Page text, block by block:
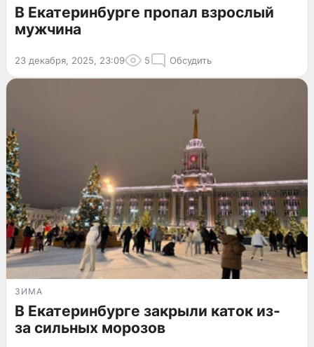
В Екатеринбурге пропал взрослый
мужчина
23 декабря, 2025, 23:09 5 Обсудить
ЗИМА
В Екатеринбурге закрыли каток из-
за сильных морозов